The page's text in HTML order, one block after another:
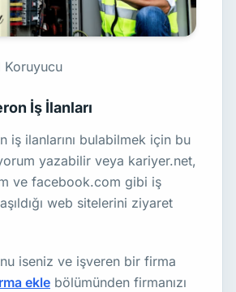
Koruyucu
İş İlanları
iş ilanlarını bulabilmek için bu
yorum yazabilir veya kariyer.net,
ve facebook.com gibi iş
web sitelerini ziyaret
iseniz ve işveren bir firma
ekle bölümünden firmanızı